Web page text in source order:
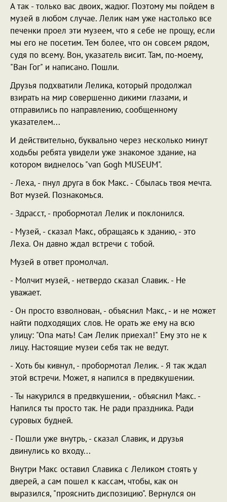
А так - только вас двоих, жадюг. Поэтому мы пойдем в
музей в любом случае. Лелик нам уже настолько все
печенки проел эти музеем, что я себе не прощу, если
мы его не посетим. Тем более, что он совсем рядом,
судя по всему. Вон, указатель висит. Там, по-моему,
"Ван Гог" и написано. Пошли.
Друзья подхватили Лелика, который продолжал
взирать на мир совершенно дикими глазами, и
отправились по направлению, сообщенному
указателем...
И действительно, буквально через несколько минут
ходьбы ребята увидели уже знакомое здание, на
котором виднелось "van Gogh MUSEUM".
- Леха, - пнул друга в бок Макс. - Сбылась твоя мечта.
Вот музей. Познакомься.
- Здрасст, - пробормотал Лелик и поклонился.
- Музей, - сказал Макс, обращаясь к зданию, - это
Леха. Он давно ждал встречи с тобой.
Музей в ответ промолчал.
- Молчит музей, - нетвердо сказал Славик. - Не
уважает.
- Он просто взволнован, - объяснил Макс, - и не может
найти подходящих слов. Не орать же ему на всю
улицу: "Опа мать! Сам Лелик приехал!" Ему это не к
лицу. Настоящие музеи себя так не ведут.
- Хоть бы кивнул, - пробормотал Лелик. - Я так ждал
этой встречи. Может, я напился в предвкушении.
- Ты накурился в предвкушении, - объяснил Макс. -
Напился ты просто так. Не ради праздника. Ради
суровых будней.
- Пошли уже внутрь, - сказал Славик, и друзья
двинулись ко входу...
Внутри Макс оставил Славика с Леликом стоять у
дверей, а сам пошел к кассам, чтобы, как он
выразился, "прояснить диспозицию". Вернулся он